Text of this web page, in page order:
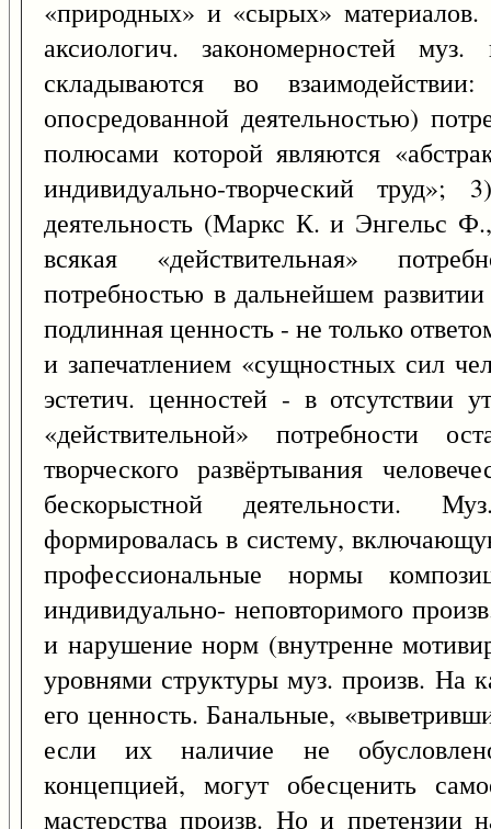
«природных» и «сырых»
аксиологич. закономерностей
складываются во
опосредованной деятельностью)
полюсами которой являются
индивидуально-творческий
деятельность (Маркс К. и Энгельс
всякая «действительная»
потребностью в дальнейшем
подлинная ценность - не только
и запечатлением «сущностных сил
эстетич. ценностей - в отсутствии
«действительной» потребности
творческого развёртывания
бескорыстной деятельности.
формировалась в систему,
профессиональные нормы
индивидуально- неповторимого
и нарушение норм (внутренне
уровнями структуры муз. произв. На
его ценность. Банальные,
если их наличие не
концепцией, могут обесценить
мастерства произв. Но и претензии